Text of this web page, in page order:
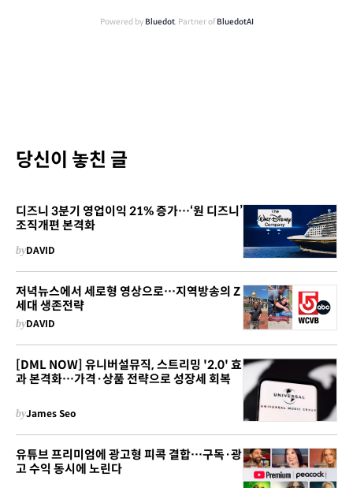
Powered by Bluedot, Partner of BluedotAI
당신이 놓친 글
디즈니 3분기 영업이익 21% 증가…‘원 디즈니’
조직개편 본격화
byDAVID
저녁뉴스에서 세로형 영상으로…지역방송의 Z
세대 생존전략
byDAVID
[DML NOW] 유니버설뮤직, 스트리밍 '2.0' 효
과 본격화…가격·상품 전략으로 성장세 회복
byJames Seo
유튜브 프리미엄에 광고형 피콕 결합…구독·광
고 수익 동시에 노린다